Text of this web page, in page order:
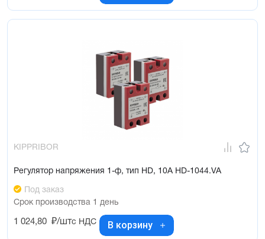
KIPPRIBOR
Регулятор напряжения 1-ф, тип HD, 10А HD-1044.VA
Под заказ
Срок производства 1 день
1 024,80 ₽/штс НДС В корзину